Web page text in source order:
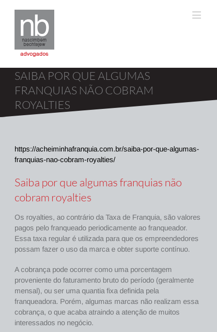
SAIBA POR QUE ALGUMAS
FRANQUIAS NÃO COBRAM
ROYALTIES
https://acheiminhafranquia.com.br/saiba-por-que-algumas-
franquias-nao-cobram-royalties/
Saiba por que algumas franquias não
cobram royalties
Os royalties, ao contrário da Taxa de Franquia, são valores
pagos pelo franqueado periodicamente ao franqueador.
Essa taxa regular é utilizada para que os empreendedores
possam fazer o uso da marca e obter suporte contínuo.
A cobrança pode ocorrer como uma porcentagem
proveniente do faturamento bruto do período (geralmente
mensal), ou ser uma quantia fixa definida pela
franqueadora. Porém, algumas marcas não realizam essa
cobrança, o que acaba atraindo a atenção de muitos
interessados no negócio.